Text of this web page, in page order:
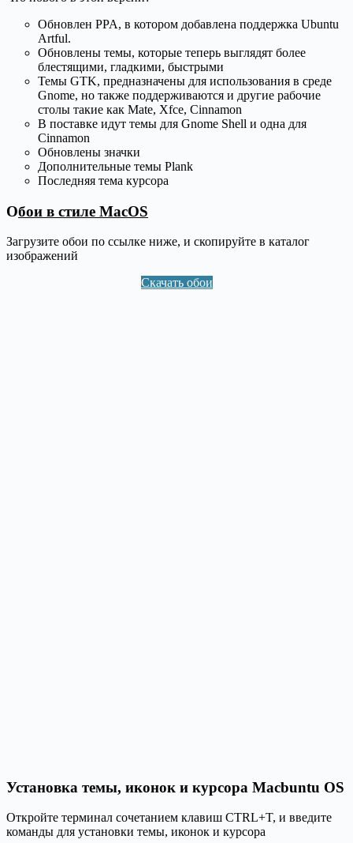
Обновлен PPA, в котором добавлена поддержка Ubuntu
Artful.
Обновлены темы, которые теперь выглядят более
блестящими, гладкими, быстрыми
Темы GTK, предназначены для использования в среде
Gnome, но также поддерживаются и другие рабочие
столы такие как Mate, Xfce, Cinnamon
В поставке идут темы для Gnome Shell и одна для
Cinnamon
Обновлены значки
Дополнительные темы Plank
Последняя тема курсора
Обои в стиле MacOS
Загрузите обои по ссылке ниже, и скопируйте в каталог
изображений
Скачать обои
Установка темы, иконок и курсора Macbuntu OS
Откройте терминал сочетанием клавиш CTRL+T, и введите
команды для установки темы, иконок и курсора